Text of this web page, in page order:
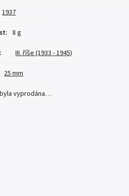
1937
: 8 g
: III. říše (1933 - 1945)
25 mm
vyprodána…